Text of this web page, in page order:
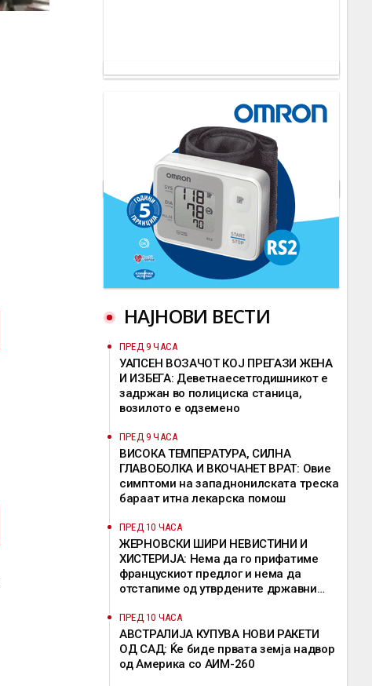
НАЈНОВИ ВЕСТИ
ПРЕД 9 ЧАСА
УАПСЕН ВОЗАЧОТ КОЈ ПРЕГАЗИ ЖЕНА
И ИЗБЕГА: Деветнаесетгодишникот е
задржан во полициска станица,
возилото е одземено
ПРЕД 9 ЧАСА
ВИСОКА ТЕМПЕРАТУРА, СИЛНА
ГЛАВОБОЛКА И ВКОЧАНЕТ ВРАТ: Овие
симптоми на западнонилската треска
бараат итна лекарска помош
ПРЕД 10 ЧАСА
ЖЕРНОВСКИ ШИРИ НЕВИСТИНИ И
ХИСТЕРИЈА: Нема да го прифатиме
францускиот предлог и нема да
отстапиме од утврдените државни
ПРЕД 10 ЧАСА
АВСТРАЛИЈА КУПУВА НОВИ РАКЕТИ
ОД САД: Ќе биде првата земја надвор
од Америка со АИМ-260